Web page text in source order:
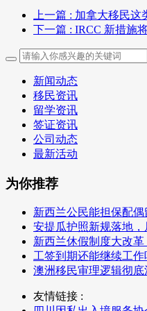
上一篇 : 加拿大移民这
下一篇 : IRCC 新措施
新闻动态
移民资讯
留学资讯
签证资讯
公司动态
最新活动
为你推荐
新西兰公民能担保配偶
安提瓜护照新规落地，
新西兰休假制度大改革
工签到期还能继续工作
澳洲移民审理逻辑彻底
友情链接 :